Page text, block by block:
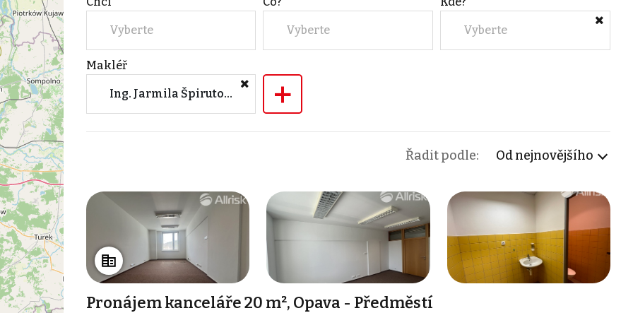
Vyberte Vyberte Vyberte
Makléř
Ing. Jarmila Špirutová (Allrisk reality & finance, a.s., Olomouc) +
Řadit podle: Od nejnovějšího
Pronájem kanceláře 20 m², Opava - Předměstí